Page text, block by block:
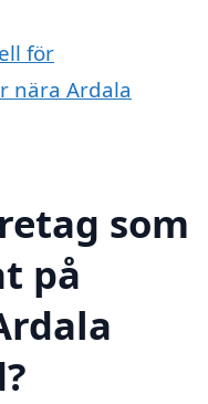
för
nära Ardala
som
på